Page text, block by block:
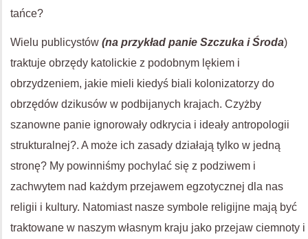
tańce?
Wielu publicystów (na przykład panie Szczuka i Środa)
traktuje obrzędy katolickie z podobnym lękiem i
obrzydzeniem, jakie mieli kiedyś biali kolonizatorzy do
obrzędów dzikusów w podbijanych krajach. Czyżby
szanowne panie ignorowały odkrycia i ideały antropologii
strukturalnej?. A może ich zasady działają tylko w jedną
stronę? My powinniśmy pochylać się z podziwem i
zachwytem nad każdym przejawem egzotycznej dla nas
religii i kultury. Natomiast nasze symbole religijne mają być
traktowane w naszym własnym kraju jako przejaw ciemnoty i